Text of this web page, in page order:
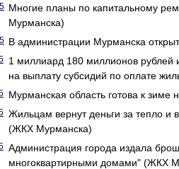
Многие планы по капитальному
Мурманска)
В администрации Мурманска
1 миллиард 180 миллионов рублей
на выплату субсидий по оплате
Мурманская область готова к зиме
Жильцам вернут деньги за тепло и
(ЖКХ Мурманска)
Администрация города издала
многоквартирными домами" (ЖКХ